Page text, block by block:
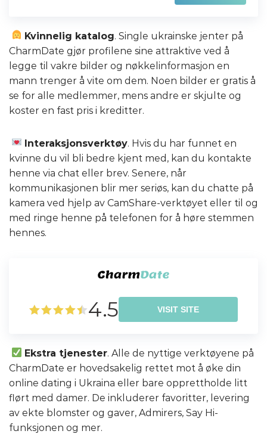
Kvinnelig katalog. Single ukrainske jenter på
CharmDate gjør profilene sine attraktive ved å
legge til vakre bilder og nøkkelinformasjon en
mann trenger å vite om dem. Noen bilder er gratis å
se for alle medlemmer, mens andre er skjulte og
koster en fast pris i kreditter.
Interaksjonsverktøy. Hvis du har funnet en
kvinne du vil bli bedre kjent med, kan du kontakte
henne via chat eller brev. Senere, når
kommunikasjonen blir mer seriøs, kan du chatte på
kamera ved hjelp av CamShare-verktøyet eller til og
med ringe henne på telefonen for å høre stemmen
hennes.
4.5 VISIT SITE
Ekstra tjenester. Alle de nyttige verktøyene på
CharmDate er hovedsakelig rettet mot å øke din
online dating i Ukraina eller bare opprettholde litt
flørt med damer. De inkluderer favoritter, levering
av ekte blomster og gaver, Admirers, Say Hi-
funksjonen og mer.